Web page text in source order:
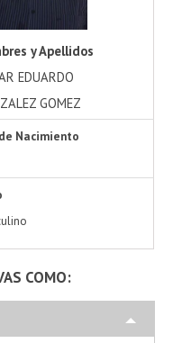
y Apellidos
EDUARDO
GOMEZ
Nacimiento
COMO: